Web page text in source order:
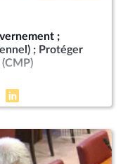
;
; Protéger